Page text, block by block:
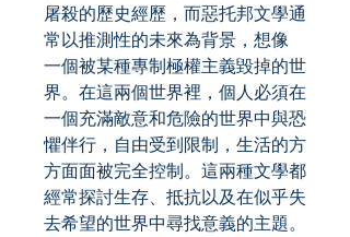
屠殺的歷史經歷，而惡托邦文學通
常以推測性的未來為背景，想像
一個被某種專制極權主義毀掉的世
界。在這兩個世界裡，個人必須在
一個充滿敵意和危險的世界中與恐
懼伴行，自由受到限制，生活的方
方面面被完全控制。這兩種文學都
經常探討生存、抵抗以及在似乎失
去希望的世界中尋找意義的主題。